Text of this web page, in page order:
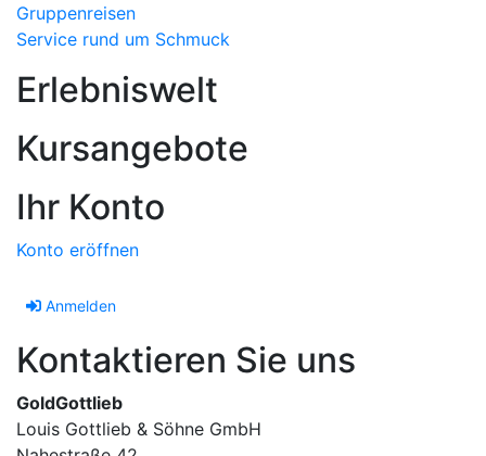
Gruppenreisen
Service rund um Schmuck
Erlebniswelt
Kursangebote
Ihr Konto
Konto eröffnen
Anmelden
Kontaktieren Sie uns
GoldGottlieb
Louis Gottlieb & Söhne GmbH